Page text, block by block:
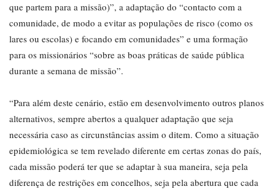
que partem para a missão)”, a adaptação do “contacto com a
comunidade, de modo a evitar as populações de risco (como os
lares ou escolas) e focando em comunidades” e uma formação
para os missionários “sobre as boas práticas de saúde pública
durante a semana de missão”.
“Para além deste cenário, estão em desenvolvimento outros planos
alternativos, sempre abertos a qualquer adaptação que seja
necessária caso as circunstâncias assim o ditem. Como a situação
epidemiológica se tem revelado diferente em certas zonas do país,
cada missão poderá ter que se adaptar à sua maneira, seja pela
diferença de restrições em concelhos, seja pela abertura que cada